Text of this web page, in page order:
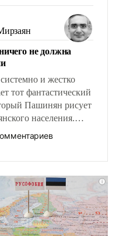
ситуация
многолетний период
США, например,
не должна
и жестко
тот фантастический
Пашинян рисует
населения.
будут безусловно
и где
за свои поступки не